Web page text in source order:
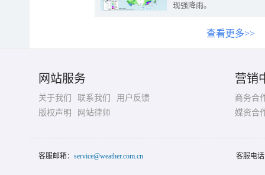
现强降雨。
查看更多>>
网站服务
关于我们 联系我们
用户反馈
版权声明
网站律师
营销
商务合
媒资合
客服邮箱： service@weather.com.cn 客服电